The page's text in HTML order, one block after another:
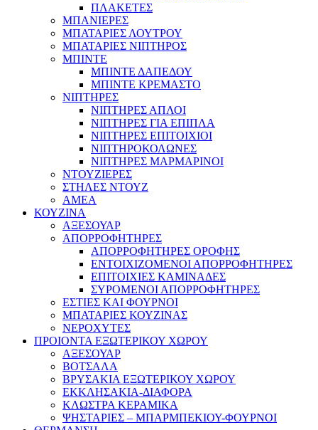
ΠΛΑΚΕΤΕΣ
ΜΠΑΝΙΕΡΕΣ
ΜΠΑΤΑΡΙΕΣ ΛΟΥΤΡΟΥ
ΜΠΑΤΑΡΙΕΣ ΝΙΠΤΗΡΟΣ
ΜΠΙΝΤΕ
ΜΠΙΝΤΕ ΔΑΠΕΔΟΥ
ΜΠΙΝΤΕ ΚΡΕΜΑΣΤΟ
ΝΙΠΤΗΡΕΣ
ΝΙΠΤΗΡΕΣ ΑΠΛΟΙ
ΝΙΠΤΗΡΕΣ ΓΙΑ ΕΠΙΠΛΑ
ΝΙΠΤΗΡΕΣ ΕΠΙΤΟΙΧΙΟΙ
ΝΙΠΤΗΡΟΚΟΛΩΝΕΣ
ΝΙΠΤΗΡΕΣ ΜΑΡΜΑΡΙΝΟΙ
ΝΤΟΥΖΙΕΡΕΣ
ΣΤΗΛΕΣ ΝΤΟΥΖ
ΑΜΕΑ
ΚΟΥΖΙΝΑ
ΑΞΕΣΟΥΑΡ
ΑΠΟΡΡΟΦΗΤΗΡΕΣ
ΑΠΟΡΡΟΦΗΤΗΡΕΣ ΟΡΟΦΗΣ
ΕΝΤΟΙΧΙΖΟΜΕΝΟΙ ΑΠΟΡΡΟΦΗΤΗΡΕΣ
ΕΠΙΤΟΙΧΙΕΣ ΚΑΜΙΝΑΔΕΣ
ΣΥΡΟΜΕΝΟΙ ΑΠΟΡΡΟΦΗΤΗΡΕΣ
ΕΣΤΙΕΣ ΚΑΙ ΦΟΥΡΝΟΙ
ΜΠΑΤΑΡΙΕΣ ΚΟΥΖΙΝΑΣ
ΝΕΡΟΧΥΤΕΣ
ΠΡΟΙΟΝΤΑ ΕΞΩΤΕΡΙΚΟΥ ΧΩΡΟΥ
ΑΞΕΣΟΥΑΡ
ΒΟΤΣΑΛΑ
ΒΡΥΣΑΚΙΑ ΕΞΩΤΕΡΙΚΟΥ ΧΩΡΟΥ
ΕΚΚΛΗΣΑΚΙΑ-ΔΙΑΦΟΡΑ
ΚΛΩΣΤΡΑ ΚΕΡΑΜΙΚΑ
ΨΗΣΤΑΡΙΕΣ – ΜΠΑΡΜΠΕΚΙΟΥ-ΦΟΥΡΝΟΙ